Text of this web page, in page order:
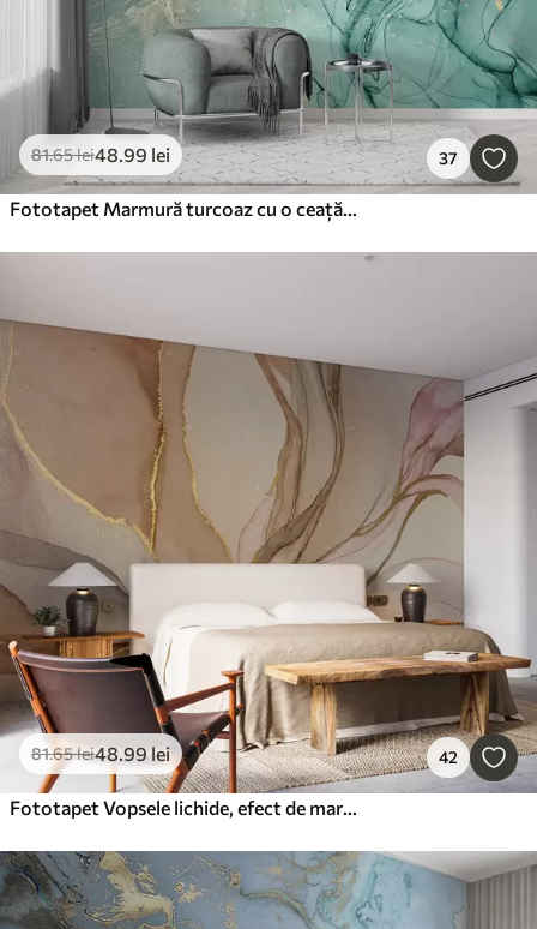
81.65lei48.99 lei 37
Fototapet Marmură turcoaz cu o ceață fină
81.65lei48.99 lei 42
Fototapet Vopsele lichide, efect de marmură